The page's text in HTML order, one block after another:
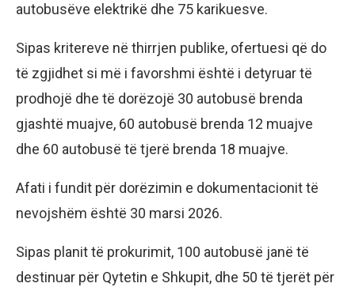
autobusëve elektrikë dhe 75 karikuesve.
Sipas kritereve në thirrjen publike, ofertuesi që do
të zgjidhet si më i favorshmi është i detyruar të
prodhojë dhe të dorëzojë 30 autobusë brenda
gjashtë muajve, 60 autobusë brenda 12 muajve
dhe 60 autobusë të tjerë brenda 18 muajve.
Afati i fundit për dorëzimin e dokumentacionit të
nevojshëm është 30 marsi 2026.
Sipas planit të prokurimit, 100 autobusë janë të
destinuar për Qytetin e Shkupit, dhe 50 të tjerët për